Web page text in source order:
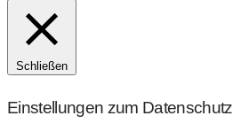
Schließen
Einstellungen zum Datenschutz